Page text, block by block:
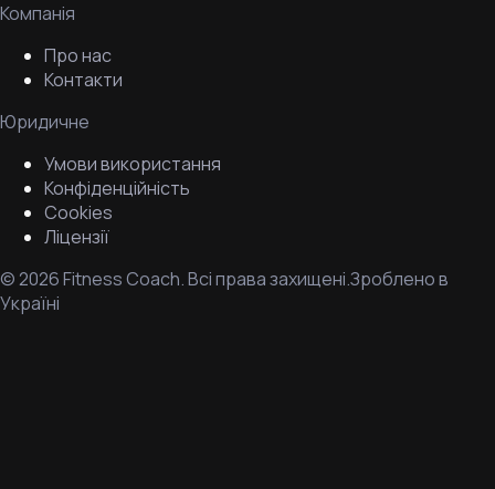
Компанія
Про нас
Контакти
Юридичне
Умови використання
Конфіденційність
Cookies
Ліцензії
©2026Fitness Coach.Всі права захищені.Зроблено в
Україні